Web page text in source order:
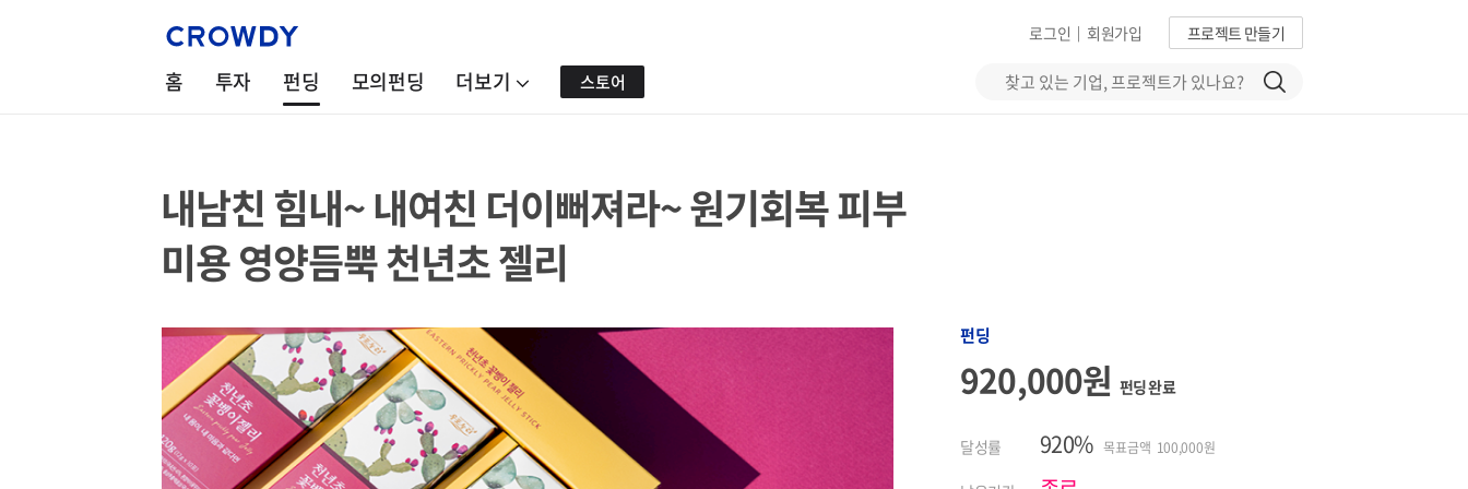
프로젝트 만들기
회원가입
|
로그인
홈 투자 펀딩 모의펀딩 더보기 스토어
내남친 힘내~ 내여친 더이뻐져라~ 원기회복 피부
미용 영양듬뿍 천년초 젤리
펀딩
920,000원 펀딩 완료
달성률 920% 목표금액 100,000원